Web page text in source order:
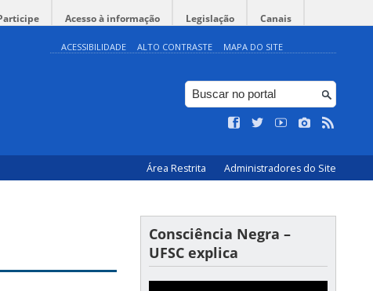
Acesso à informação Legislação Canais
ACESSIBILIDADE ALTO CONTRASTE MAPA DO SITE
Área Restrita Administradores do Site
Consciência Negra –
UFSC explica